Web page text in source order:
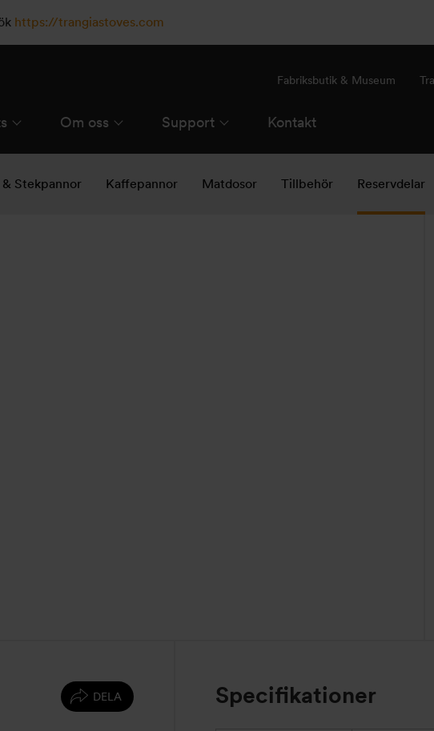
https://trangiastoves.com
Om oss Support Kontakt
Fabriksbutik & Museum
Stekpannor Kaffepannor Matdosor Tillbehör Reservdelar
DELA Specifikationer